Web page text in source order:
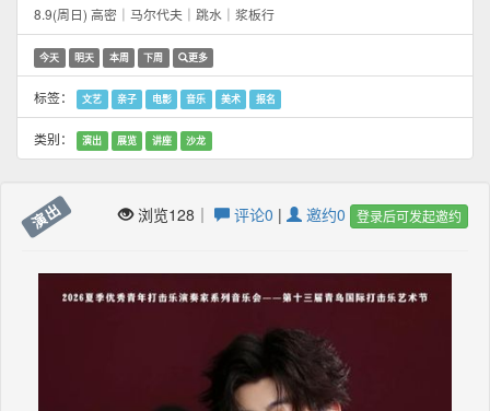
8.9(周日) 高密｜马尔代夫｜跳水｜浆板行
今天 明天 本周 下周 更多
标签： 文艺 亲子 电影 音乐 美术 报名
类别： 演出 展览 讲座 沙龙
演出 浏览128｜ 评论0 | 邀约0 登录后可发起邀约